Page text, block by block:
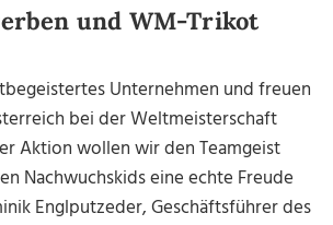
und WM-Trikot
Unternehmen und freuen
bei der Weltmeisterschaft
Aktion wollen wir den Teamgeist
Nachwuchskids eine echte Freude
Englputzeder, Geschäftsführer des